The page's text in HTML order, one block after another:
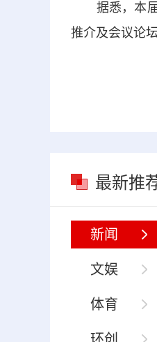
据悉，本届
推介及会议论坛
最新推
新闻
文娱
体育